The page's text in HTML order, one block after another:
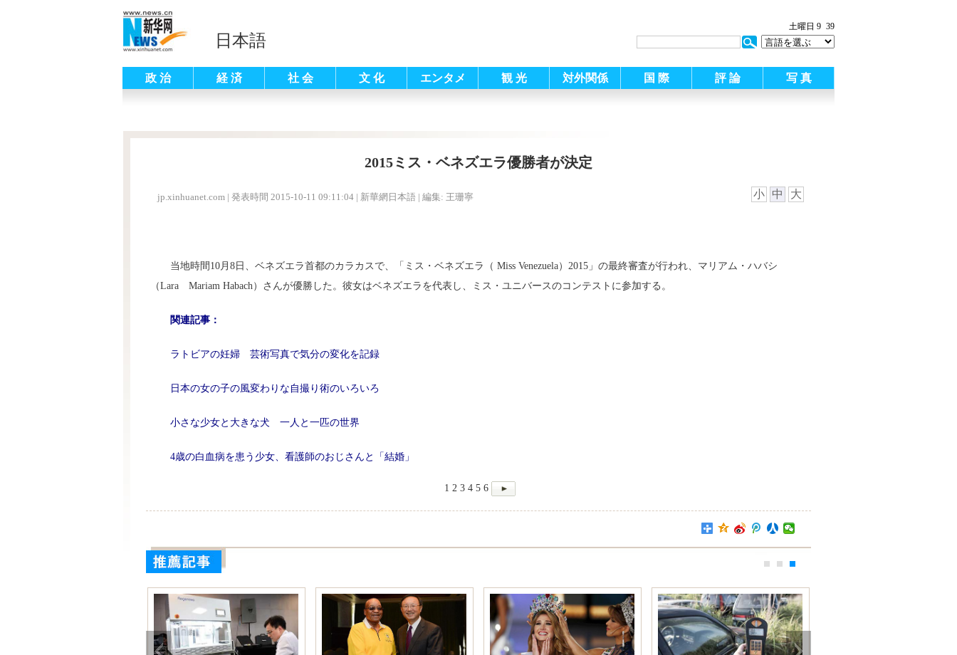
日本語
土曜日 9 39
政 治 経 済 社 会 文 化 エンタメ 観 光 対外関係 国 際 評 論 写 真
2015ミス・ベネズエラ優勝者が決定
jp.xinhuanet.com | 発表時間 2015-10-11 09:11:04 | 新華網日本語 | 編集: 王珊寧 小 中 大
当地時間10月8日、ベネズエラ首都のカラカスで、「ミス・ベネズエラ（ Miss Venezuela）2015」の最終審査が行われ、マリアム・ハバシ
（Lara Mariam Habach）さんが優勝した。彼女はベネズエラを代表し、ミス・ユニバースのコンテストに参加する。
関連記事：
ラトビアの妊婦 芸術写真で気分の変化を記録
日本の女の子の風変わりな自撮り術のいろいろ
小さな少女と大きな犬 一人と一匹の世界
4歳の白血病を患う少女、看護師のおじさんと「結婚」
1 2 3 4 5 6